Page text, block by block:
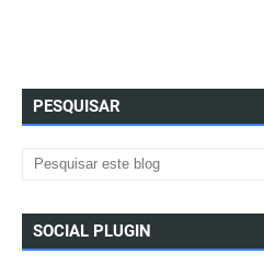
PESQUISAR
SOCIAL PLUGIN